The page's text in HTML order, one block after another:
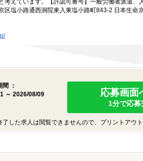
考えています。【許認可番号】一般労働者派遣
区塩小路通西洞院東入東塩小路町843-2 日本生命
：
～ 2026/08/09
応募画面
1分で応
した求人は閲覧できませんので、プリントアウト